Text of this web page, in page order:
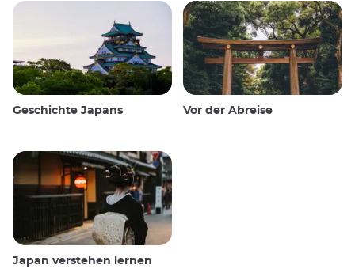
Geschichte Japans Vor der Abreise
Japan verstehen lernen